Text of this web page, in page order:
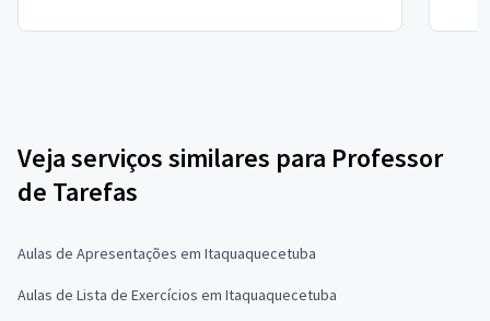
Veja serviços similares para Professor
de Tarefas
Aulas de Apresentações em Itaquaquecetuba
Aulas de Lista de Exercícios em Itaquaquecetuba